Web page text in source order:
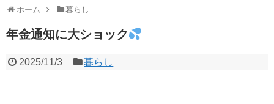
ホーム 暮らし
年金通知に大ショック
2025/11/3 暮らし